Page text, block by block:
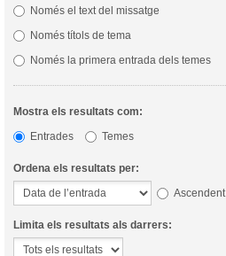
Només el text del missatge
Només títols de tema
Només la primera entrada dels temes
Mostra els resultats com:
Entrades
Temes
Ordena els resultats per:
Ascendent
Limita els resultats als darrers: